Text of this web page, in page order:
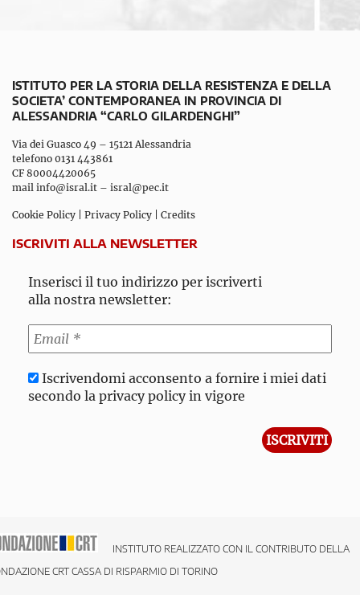
ISTITUTO PER LA STORIA DELLA RESISTENZA E DELLA
SOCIETA’ CONTEMPORANEA IN PROVINCIA DI
ALESSANDRIA “CARLO GILARDENGHI”
Via dei Guasco 49 – 15121 Alessandria
telefono 0131 443861
CF 80004420065
mail info@isral.it – isral@pec.it
Cookie Policy Privacy Policy Credits
ISCRIVITI ALLA NEWSLETTER
Inserisci il tuo indirizzo per iscriverti
alla nostra newsletter:
Iscrivendomi acconsento a fornire i miei dati
secondo la privacy policy in vigore
INSTITUTO REALIZZATO CON IL CONTRIBUTO DELLA
CRT CASSA DI RISPARMIO DI TORINO